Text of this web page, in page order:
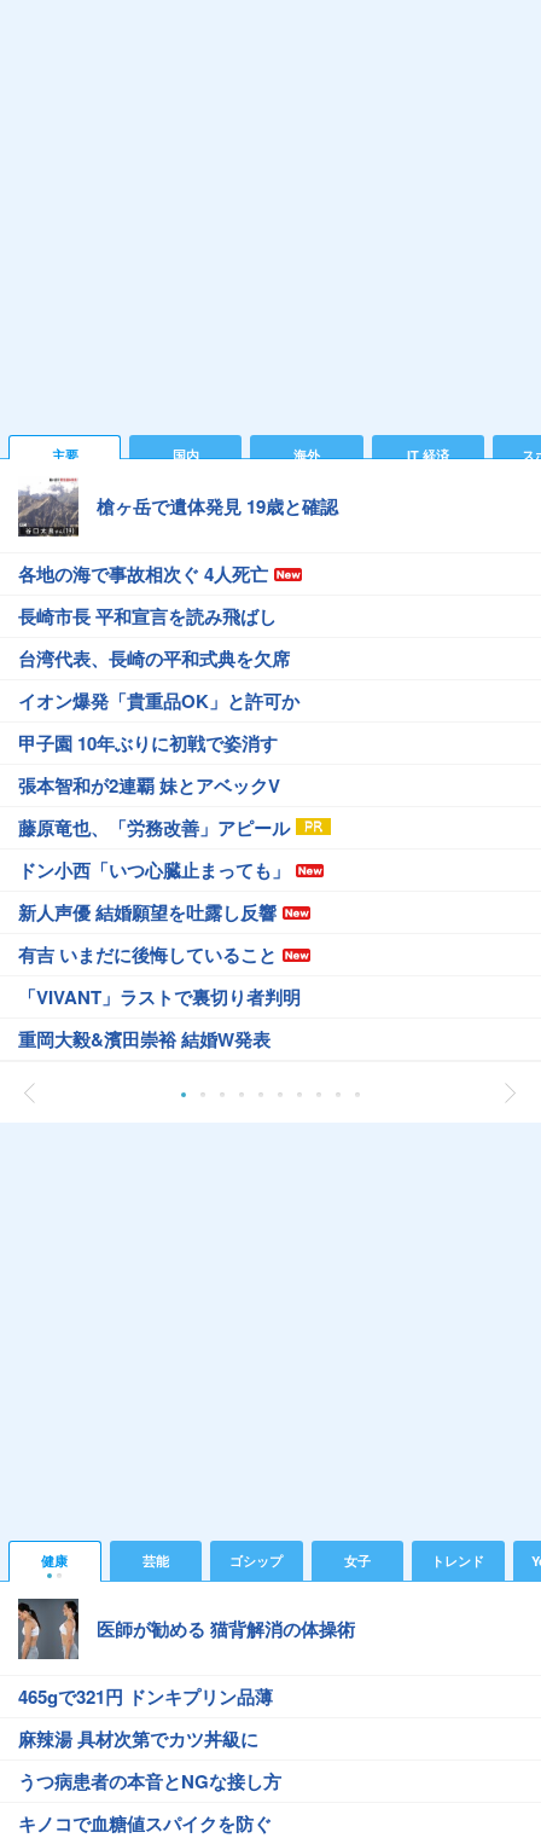
主要 国内 海外 IT 経済 ス
槍ヶ岳で遺体発見 19歳と確認
各地の海で事故相次ぐ 4人死亡
長崎市長 平和宣言を読み飛ばし
台湾代表、長崎の平和式典を欠席
イオン爆発「貴重品OK」と許可か
甲子園 10年ぶりに初戦で姿消す
張本智和が2連覇 妹とアベックV
藤原竜也、「労務改善」アピール
ドン小西「いつ心臓止まっても」
新人声優 結婚願望を吐露し反響
有吉 いまだに後悔していること
「VIVANT」ラストで裏切り者判明
重岡大毅&濱田崇裕 結婚W発表
健康 芸能 ゴシップ 女子 トレンド
医師が勧める 猫背解消の体操術
465gで321円 ドンキプリン品薄
麻辣湯 具材次第でカツ丼級に
うつ病患者の本音とNGな接し方
キノコで血糖値スパイクを防ぐ